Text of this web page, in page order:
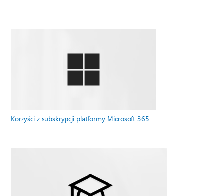
Korzyści z subskrypcji platformy Microsoft 365